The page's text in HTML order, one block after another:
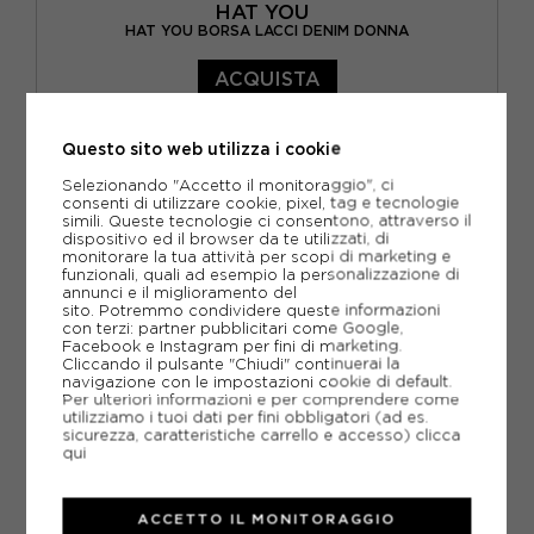
HAT YOU
HAT YOU BORSA LACCI DENIM DONNA
TU
ACQUISTA
44,90€
Questo sito web utilizza i cookie
Selezionando "Accetto il monitoraggio", ci
consenti di utilizzare cookie, pixel, tag e tecnologie
simili. Queste tecnologie ci consentono, attraverso il
dispositivo ed il browser da te utilizzati, di
monitorare la tua attività per scopi di marketing e
funzionali, quali ad esempio la personalizzazione di
annunci e il miglioramento del
sito. Potremmo condividere queste informazioni
con terzi: partner pubblicitari come Google,
Facebook e Instagram per fini di marketing.
Cliccando il pulsante "Chiudi" continuerai la
navigazione con le impostazioni cookie di default.
Per ulteriori informazioni e per comprendere come
utilizziamo i tuoi dati per fini obbligatori (ad es.
sicurezza, caratteristiche carrello e accesso) clicca
qui
ACCETTO IL MONITORAGGIO